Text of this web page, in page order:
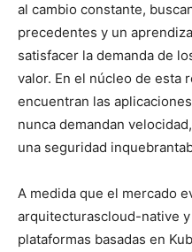
al cambio constante,
precedentes y un
satisfacer la demanda de
valor. En el núcleo de esta
encuentran las
nunca demandan
una seguridad
A medida que el mercado
arquitecturascloud-native
plataformas basadas en